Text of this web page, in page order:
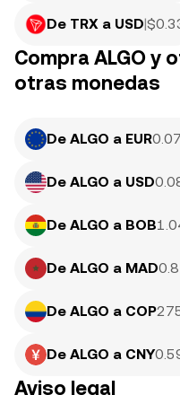
De TRX a USD|$
Compra ALGO y
otras monedas
De ALGO a EUR
De ALGO a USD
De ALGO a BOB
De ALGO a MAD
De ALGO a COP
De ALGO a CNY
Aviso legal